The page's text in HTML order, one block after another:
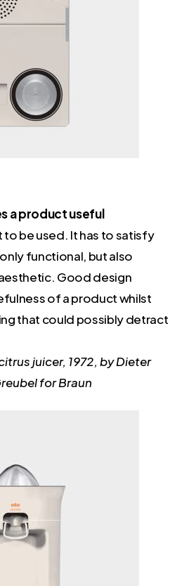
a product useful
be used. It has to satisfy
functional, but also
Good design
of a product whilst
that could possibly detract
juicer, 1972, by Dieter
for Braun